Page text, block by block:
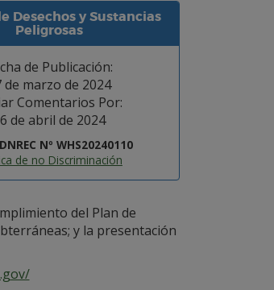
Desechos y Sustancias
Peligrosas
de Publicación:
de marzo de 2024
Comentarios Por:
de abril de 2024
Nº WHS20240110
de no Discriminación
del Plan de
y la presentación